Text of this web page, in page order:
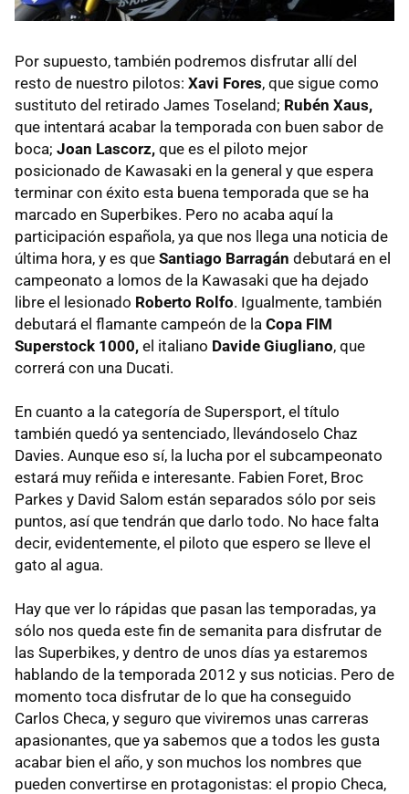
Por supuesto, también podremos disfrutar allí del
resto de nuestro pilotos: Xavi Fores, que sigue como
sustituto del retirado James Toseland; Rubén Xaus,
que intentará acabar la temporada con buen sabor de
boca; Joan Lascorz, que es el piloto mejor
posicionado de Kawasaki en la general y que espera
terminar con éxito esta buena temporada que se ha
marcado en Superbikes. Pero no acaba aquí la
participación española, ya que nos llega una noticia de
última hora, y es que Santiago Barragán debutará en el
campeonato a lomos de la Kawasaki que ha dejado
libre el lesionado Roberto Rolfo. Igualmente, también
debutará el flamante campeón de la Copa FIM
Superstock 1000, el italiano Davide Giugliano, que
correrá con una Ducati.
En cuanto a la categoría de Supersport, el título
también quedó ya sentenciado, llevándoselo Chaz
Davies. Aunque eso sí, la lucha por el subcampeonato
estará muy reñida e interesante. Fabien Foret, Broc
Parkes y David Salom están separados sólo por seis
puntos, así que tendrán que darlo todo. No hace falta
decir, evidentemente, el piloto que espero se lleve el
gato al agua.
Hay que ver lo rápidas que pasan las temporadas, ya
sólo nos queda este fin de semanita para disfrutar de
las Superbikes, y dentro de unos días ya estaremos
hablando de la temporada 2012 y sus noticias. Pero de
momento toca disfrutar de lo que ha conseguido
Carlos Checa, y seguro que viviremos unas carreras
apasionantes, que ya sabemos que a todos les gusta
acabar bien el año, y son muchos los nombres que
pueden convertirse en protagonistas: el propio Checa,